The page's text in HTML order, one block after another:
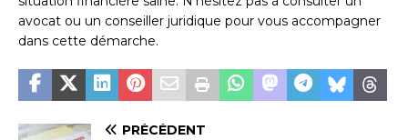
avocat ou un conseiller juridique pour vous accompagner
dans cette démarche.
PRÉCÉDENT